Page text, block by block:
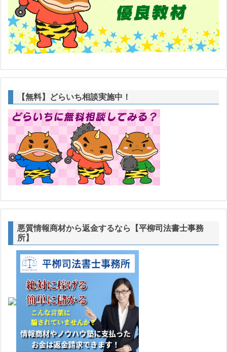
【無料】どらいち相談実施中！
悪質情報商材から返金するなら【平柳司法書士事務
所】